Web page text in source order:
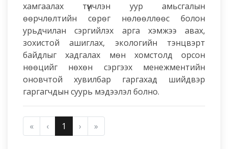
хамгаалах түүнчлэн уур амьсгалын
өөрчлөлтийн сөрөг нөлөөллөөс болон
урьдчилан сэргийлэх арга хэмжээ авах,
зохистой ашиглах, экологийн тэнцвэрт
байдлыг хадгалах мөн хомстолд орсон
нөөцийг нөхөн сэргээх менежментийн
оновчтой хувилбар гаргахад шийдвэр
гаргагчдын суурь мэдээлэл болно.
« ‹ 1 › »